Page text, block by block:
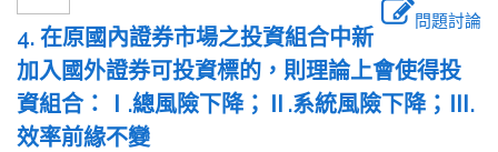
問題討論
4. 在原國內證券市場之投資組合中新
加入國外證券可投資標的，則理論上會使得投
資組合：Ⅰ.總風險下降；Ⅱ.系統風險下降；Ⅲ.
效率前緣不變